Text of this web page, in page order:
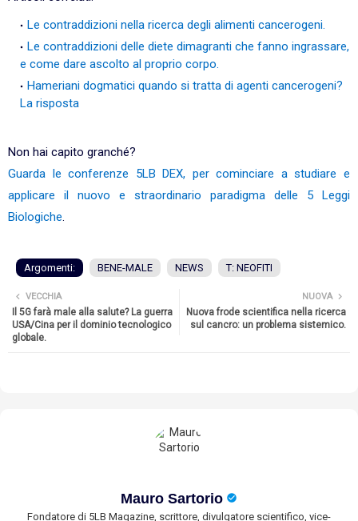
Le contraddizioni nella ricerca degli alimenti cancerogeni.
Le contraddizioni delle diete dimagranti che fanno ingrassare,
e come dare ascolto al proprio corpo.
Hameriani dogmatici quando si tratta di agenti cancerogeni?
La risposta
Non hai capito granché?
Guarda le conferenze 5LB DEX, per cominciare a studiare e
applicare il nuovo e straordinario paradigma delle 5 Leggi
Biologiche.
Argomenti: BENE-MALE NEWS T: NEOFITI
NUOVA
Nuova frode scientifica nella ricerca
sul cancro: un problema sistemico.
VECCHIA
Il 5G farà male alla salute? La guerra
USA/Cina per il dominio tecnologico
globale.
Mauro Sartorio
Fondatore di 5LB Magazine, scrittore, divulgatore scientifico, vice-